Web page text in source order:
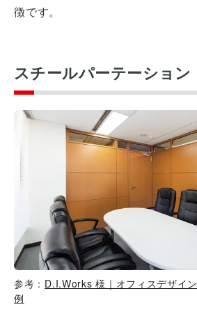
徴です。
スチールパーテーション
参考： D.I.Works 様｜オフィスデザイ
例